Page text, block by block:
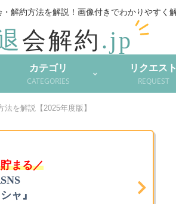
解約方法を解説！
カテゴリ
CATEGORIES
リクエスト
REQUEST
を解説【2025年度版】
まる／
ャ』